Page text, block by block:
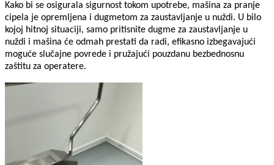
Kako bi se osigurala sigurnost tokom upotrebe, mašina za pranje
cipela je opremljena i dugmetom za zaustavljanje u nuždi. U bilo
kojoj hitnoj situaciji, samo pritisnite dugme za zaustavljanje u
nuždi i mašina će odmah prestati da radi, efikasno izbegavajući
moguće slučajne povrede i pružajući pouzdanu bezbednosnu
zaštitu za operatere.